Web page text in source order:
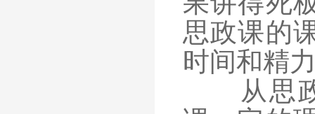
思政课的
时间和精
从思政